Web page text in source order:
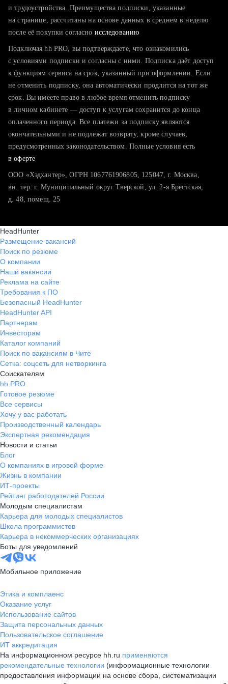
тратите много времени на поиск и вручную поднимаете
хотите сравнить себя с конкурентами и оценить шансы
и трудоустройства. Преимущества подписки, указанные
на странице, рассчитаны на основе данных в среднем в неделю
после её покупки согласно исследованию
Подключая hh PRO, вы подтверждаете, что ознакомились
с условиями подписки и согласны с ними. Подписка даёт доступ
к функциям сервиса на срок, указанный при оформлении. Если
не отменить подписку, она автоматически продлится на тот же
срок. Вы имеете право в любое время отменить подписку
в личном кабинете — доступ к услугам сохранится до конца
оплаченного периода. Все платежи за подписку являются
окончательными и не подлежат возврату, кроме случаев,
предусмотренных законодательством. Полные условия есть
в оферте
ООО «Хэдхантер», ОГРН 1067761906805, 125047, г. Москва,
вн. тер. г. Муниципальный округ Тверской, ул. 2-я Брестская,
д. 48, помещ. 25
HeadHunter
Размещение вакансий
Поиск по резюме
О компании
Наши вакансии
Реклама на сайте
Требования к ПО
Безопасный HeadHunter
HeadHunter API
Партнерам
Инвесторам
Каталог компаний
Поиск по вакансиям в Чите
Сетка: соцсеть для нетворкинга
Соискателям
hh PRO
Готовое резюме
Все сервисы
Хочу у вас работать
Производственный календарь
Экспертная рекомендация
Новости и статьи
Блог
О компаниях в игровой форме
Жизнь в компании
ИТ-проекты
Рейтинг работодателей России
Молодым специалистам
Карьера для молодых специалистов
Школа программистов
Карьера в некоммерческих организациях
Боты для уведомлений
Мобильное приложение
Этика и комплаенс
Оказание услуг
Использование сайтов
Защита персональных данных
Пользовательское соглашение
ИТ аккредитация
На информационном ресурсе hh.ru применяются
рекомендательные технологии (информационные технологии
предоставления информации на основе сбора, систематизации